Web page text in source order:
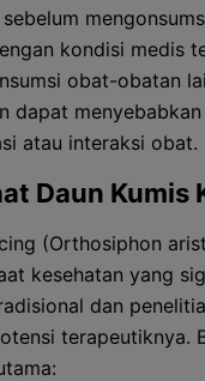
kondisi medis
obat-obatan
dapat
atau interaksi obat.
Daun Kumis
(Orthosiphon
kesehatan yang
dan
terapeutiknya.